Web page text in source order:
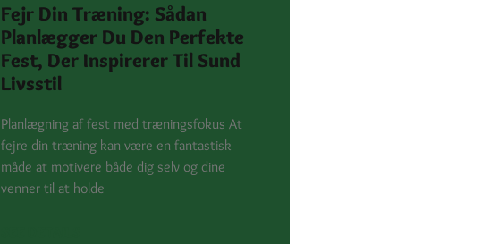
Fejr Din Træning: Sådan
Planlægger Du Den Perfekte
Fest, Der Inspirerer Til Sund
Livsstil
Planlægning af fest med træningsfokus At
fejre din træning kan være en fantastisk
måde at motivere både dig selv og dine
venner til at holde